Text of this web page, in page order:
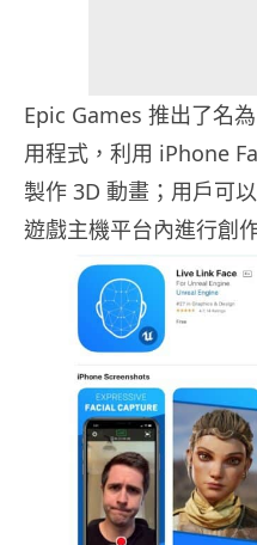
Epic Games 推出了名
用程式，利用 iPhone
製作 3D 動畫；用戶可
遊戲主機平台內進行創